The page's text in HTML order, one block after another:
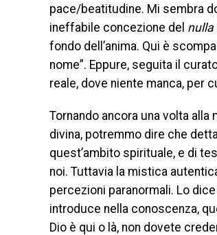
pace/beatitudine. Mi sembra
ineffabile concezione del nulla
fondo dell’anima. Qui è
nome”. Eppure, seguita il
reale, dove niente manca, per
Tornando ancora una volta alla
divina, potremmo dire che
quest’ambito spirituale, e di
noi. Tuttavia la mistica
percezioni paranormali. Lo
introduce nella conoscenza,
Dio è qui o là, non dovete